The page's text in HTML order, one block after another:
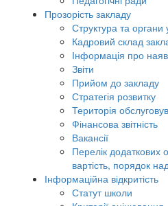
Прозорість закладу
Структура та органи
Кадровий склад
Інформація про
Звіти
Прийом до закладу
Стратегія розвитку
Територія
Фінансова звітність
Вакансії
Перелік додаткових
вартість, порядок
Інформаційна відкритість
Статут школи